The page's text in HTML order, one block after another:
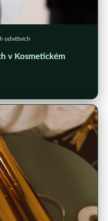
odvětvích
v Kosmetickém